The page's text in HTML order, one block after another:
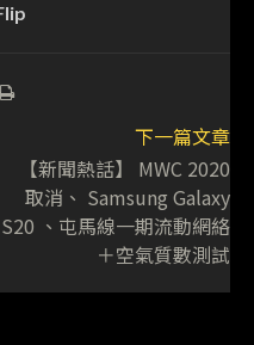
下一篇文章
【新聞熱話】 MWC 2020
取消、 Samsung Galaxy
S20 、屯馬線一期流動網絡
＋空氣質數測試